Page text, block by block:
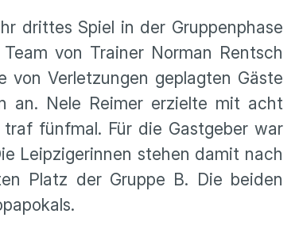
drittes Spiel in der Gruppen­phase
von Trainer Norman Rentsch
von Verlet­zungen geplagten Gäste
an. Nele Reimer erzielte mit acht
fünfmal. Für die Gastgeber war
Leipzi­ge­rinnen stehen damit nach
Platz der Gruppe B. Die beiden